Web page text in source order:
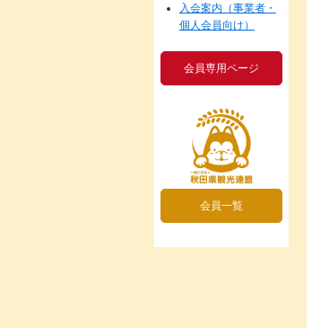
入会案内（事業者・
個人会員向け）
会員専用ページ
会員一覧